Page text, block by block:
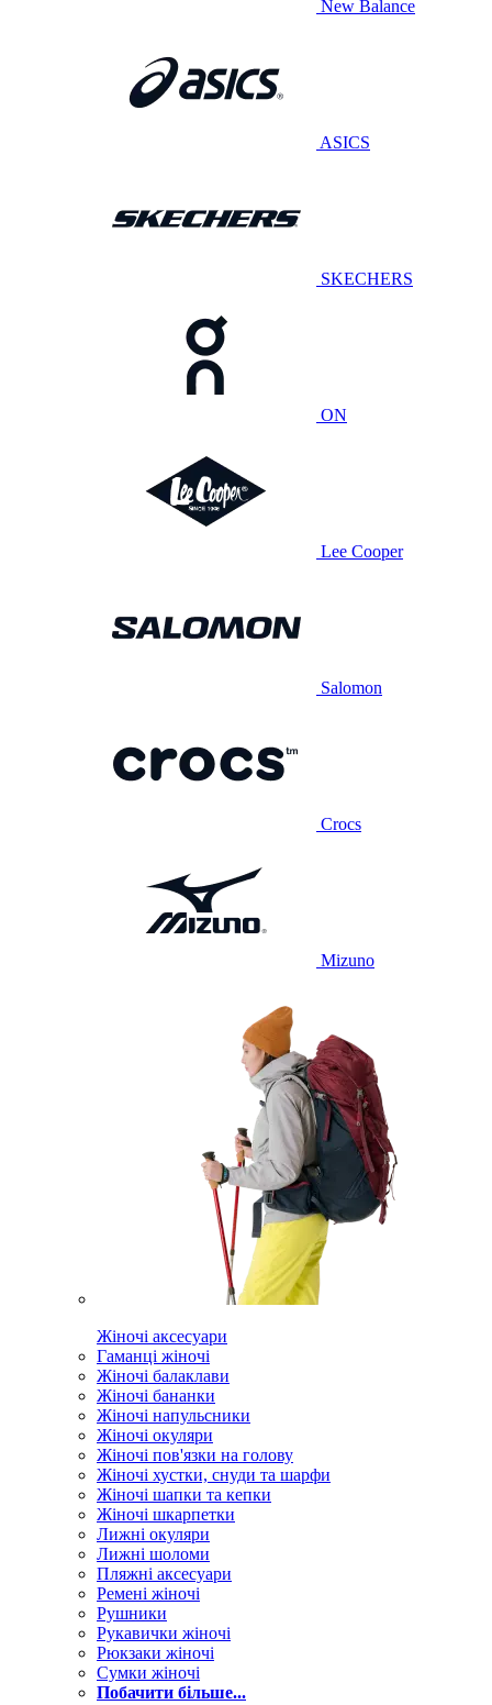
New Balance
ASICS
SKECHERS
ON
Lee Cooper
Salomon
Crocs
Mizuno
Жіночі аксесуари
Гаманці жіночі
Жіночі балаклави
Жіночі бананки
Жіночі напульсники
Жіночі окуляри
Жіночі пов'язки на голову
Жіночі хустки, снуди та шарфи
Жіночі шапки та кепки
Жіночі шкарпетки
Лижні окуляри
Лижні шоломи
Пляжні аксесуари
Ремені жіночі
Рушники
Рукавички жіночі
Рюкзаки жіночі
Сумки жіночі
Побачити більше...